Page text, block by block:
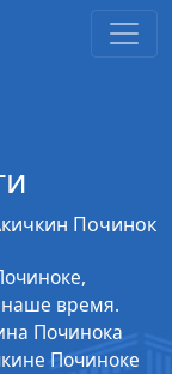
Починок
наше время.
Починока
Починоке